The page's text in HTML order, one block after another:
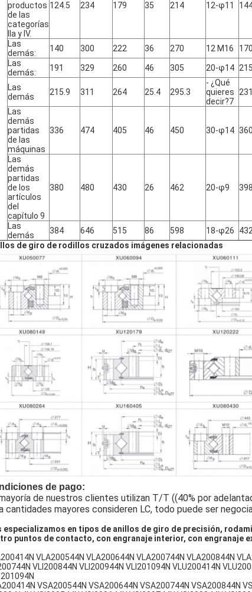
productos
de las
categorías
IIa y IV.
124.5 234 179 35 214 12-φ11
Las
demás:
140 300 222 36 270 12 M16 170
Las
demás:
191 329 260 46 305 20-φ14 215
Las
demás
215.9 311 264 25.4 295.3
- ¿Qué
quieres
decir?7
Las
demás
partidas
de las
máquinas
336 474 405 46 450 30-φ14 360
Las
demás
partidas
de los
artículos
del
capítulo 9
380 480 430 26 462 20-φ9 398
Las
demás
384 646 515 86 598 18-φ26 432
de giro de rodillos cruzados imágenes relacionadas
de pago:
de nuestros clientes utilizan T/T ((40% por
cantidades mayores consideren LC, todo puede ser
especializamos en tipos de anillos de giro de precisión,
puntos de contacto, con engranaje interior, con engranaje
VLA200544N VLA200644N VLA200744N VLA200844N
VLI200844N VLI200944N VLI201094N VLU200414N
VSA200544N VSA200644N VSA200744N VSA200844N